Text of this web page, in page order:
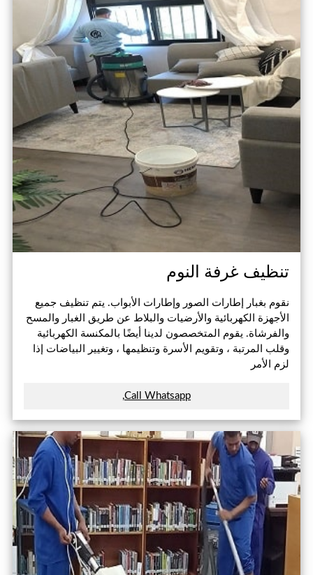
تنظيف غرفة النوم
نقوم بغبار إطارات الصور وإطارات الأبواب. يتم تنظيف جميع
الأجهزة الكهربائية والأرضيات والبلاط عن طريق الغبار والمسح
والفرشاة. يقوم المتخصصون لدينا أيضًا بالمكنسة الكهربائية
وقلب المرتبة ، وتقويم الأسرة وتنظيمها ، وتغيير البياضات إذا
لزم الأمر
Call Whatsapp,